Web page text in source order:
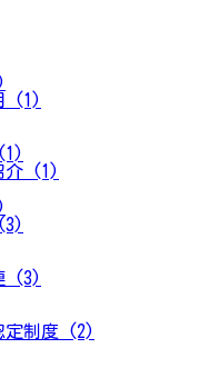
(1)
介 (1)
(3)
定制度 (2)